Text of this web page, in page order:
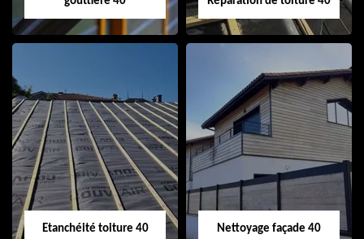
Nettoyage et pose
de gouttière 40
Réparation de
toiture 40
Etanchéité toiture 40 Nettoyage façade 40